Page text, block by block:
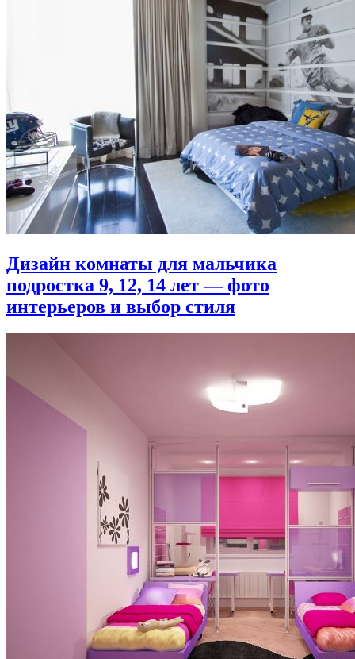
Дизайн комнаты для мальчика
подростка 9, 12, 14 лет — фото
интерьеров и выбор стиля